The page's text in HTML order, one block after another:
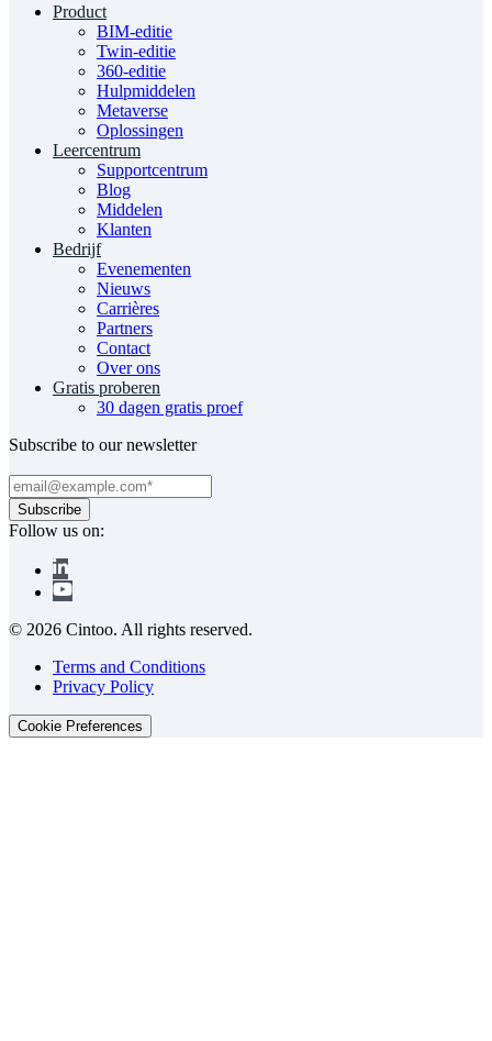
Product
BIM-editie
Twin-editie
360-editie
Hulpmiddelen
Metaverse
Oplossingen
Leercentrum
Supportcentrum
Blog
Middelen
Klanten
Bedrijf
Evenementen
Nieuws
Carrières
Partners
Contact
Over ons
Gratis proberen
30 dagen gratis proef
Subscribe to our newsletter
Follow us on:
© 2026 Cintoo. All rights reserved.
Terms and Conditions
Privacy Policy
Cookie Preferences